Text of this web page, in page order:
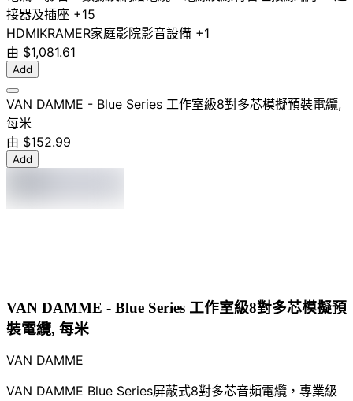
接器及插座 +15
HDMIKRAMER家庭影院影音設備 +1
由 $1,081.61
Add
VAN DAMME - Blue Series 工作室級8對多芯模擬預裝電纜,
每米
由 $152.99
Add
VAN DAMME - Blue Series 工作室級8對多芯模擬預
裝電纜, 每米
VAN DAMME
VAN DAMME Blue Series屏蔽式8對多芯音頻電纜，專業級